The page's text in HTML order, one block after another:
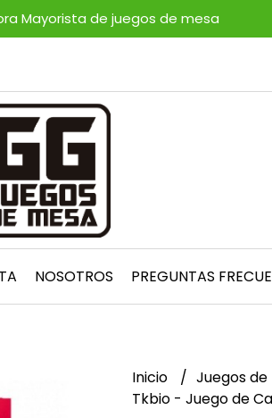
Mayorista de juegos de mesa
NOSOTROS PREGUNTAS
Inicio
Juegos de
Tkbio - Juego de